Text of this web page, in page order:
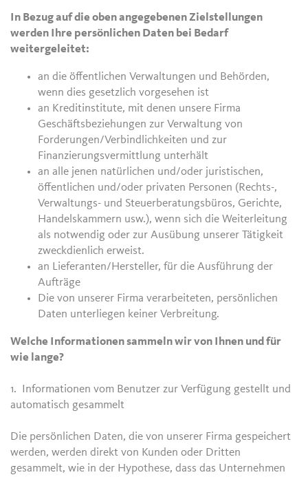
In Bezug auf die oben angegebenen Zielstellungen
werden Ihre persönlichen Daten bei Bedarf
weitergeleitet:
an die öffentlichen Verwaltungen und Behörden,
wenn dies gesetzlich vorgesehen ist
an Kreditinstitute, mit denen unsere Firma
Geschäftsbeziehungen zur Verwaltung von
Forderungen/Verbindlichkeiten und zur
Finanzierungsvermittlung unterhält
an alle jenen natürlichen und/oder juristischen,
öffentlichen und/oder privaten Personen (Rechts-,
Verwaltungs- und Steuerberatungsbüros, Gerichte,
Handelskammern usw.), wenn sich die Weiterleitung
als notwendig oder zur Ausübung unserer Tätigkeit
zweckdienlich erweist.
an Lieferanten/Hersteller, für die Ausführung der
Aufträge
Die von unserer Firma verarbeiteten, persönlichen
Daten unterliegen keiner Verbreitung.
Welche Informationen sammeln wir von Ihnen und für
wie lange?
1. Informationen vom Benutzer zur Verfügung gestellt und
automatisch gesammelt
Die persönlichen Daten, die von unserer Firma gespeichert
werden, werden direkt von Kunden oder Dritten
gesammelt, wie in der Hypothese, dass das Unternehmen